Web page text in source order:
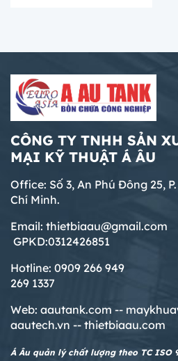
CÔNG TY TNHH SẢN
MẠI KỸ THUẬT Á ÂU
Office: Số 3, An Phú Đông 25,
Chí Minh.
Email:
GPKD:0312426851
Hotline: 0909
269 1337
Web: aautank.com --
aautech.vn -- thietbiaau.com
Á Âu quản lý chất lượng theo TC